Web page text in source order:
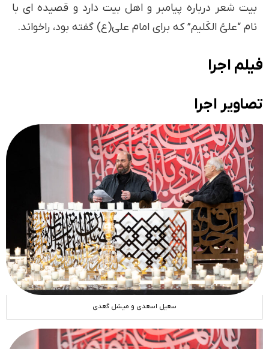
بیت شعر درباره پیامبر و اهل بیت دارد و قصیده ای با
نام “علیُّ الکَلیم” که برای امام علی(ع) گفته بود، راخواند.
فیلم اجرا
تصاویر اجرا
سعیل اسعدی و میشل گعدی